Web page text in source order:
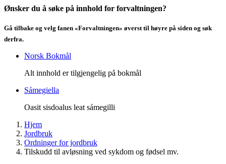
Ønsker du å søke på innhold for forvaltningen?
Gå tilbake og velg fanen «Forvaltningen» øverst til høyre på siden og søk
derfra.
Norsk Bokmål
Alt innhold er tilgjengelig på bokmål
Sámegiella
Oasit sisdoalus leat sámegilli
Hjem
Jordbruk
Ordninger for jordbruk
Tilskudd til avløsning ved sykdom og fødsel mv.